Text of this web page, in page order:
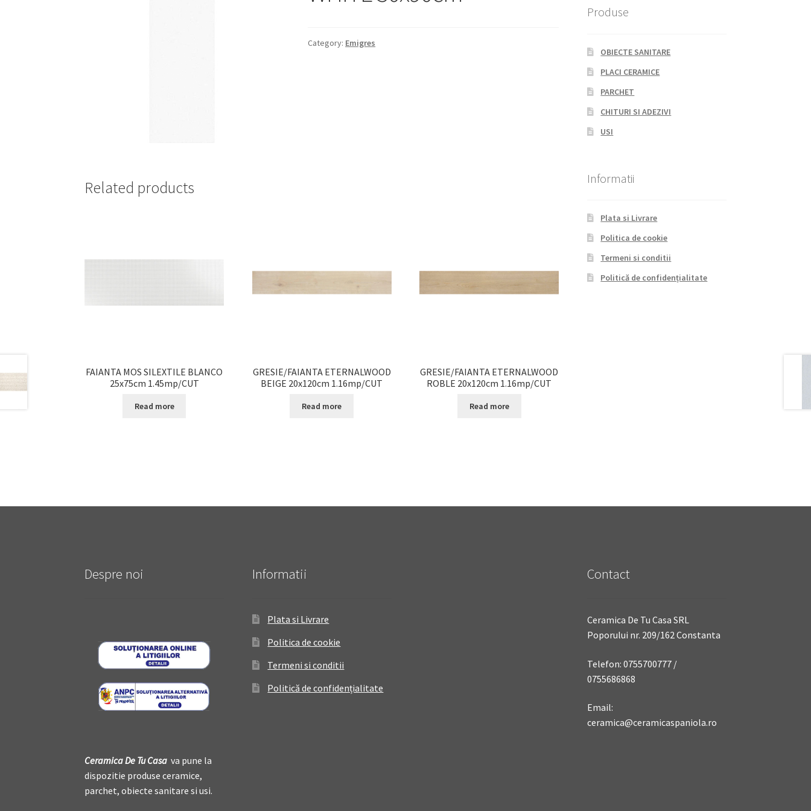
Category: Emigres
Related products
FAIANTA MOS SILEXTILE BLANCO
25x75cm 1.45mp/CUT
Read more
GRESIE/FAIANTA ETERNALWOOD
BEIGE 20x120cm 1.16mp/CUT
Read more
GRESIE/FAIANTA ETERNALWOOD
ROBLE 20x120cm 1.16mp/CUT
Read more
Produse
OBIECTE SANITARE
PLACI CERAMICE
PARCHET
CHITURI SI ADEZIVI
USI
Informatii
Plata si Livrare
Politica de cookie
Termeni si conditii
Politică de confidențialitate
Despre noi
Ceramica De Tu Casa va pune la
dispozitie produse ceramice,
parchet, obiecte sanitare si usi.
Informatii
Plata si Livrare
Politica de cookie
Termeni si conditii
Politică de confidențialitate
Contact
Ceramica De Tu Casa SRL
Poporului nr. 209/162 Constanta
Telefon: 0755700777 /
0755686868
Email:
ceramica@ceramicaspaniola.ro